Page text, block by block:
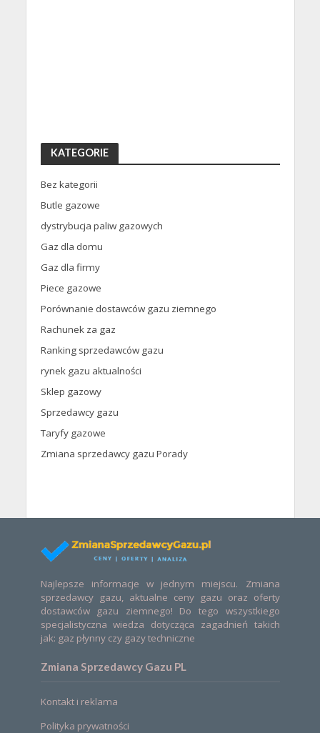
KATEGORIE
Bez kategorii
Butle gazowe
dystrybucja paliw gazowych
Gaz dla domu
Gaz dla firmy
Piece gazowe
Porównanie dostawców gazu ziemnego
Rachunek za gaz
Ranking sprzedawców gazu
rynek gazu aktualności
Sklep gazowy
Sprzedawcy gazu
Taryfy gazowe
Zmiana sprzedawcy gazu Porady
Najlepsze informacje w jednym miejscu. Zmiana
sprzedawcy gazu, aktualne ceny gazu oraz oferty
dostawców gazu ziemnego! Do tego wszystkiego
specjalistyczna wiedza dotycząca zagadnień takich
jak: gaz płynny czy gazy techniczne
Zmiana Sprzedawcy Gazu PL
Kontakt i reklama
Polityka prywatności